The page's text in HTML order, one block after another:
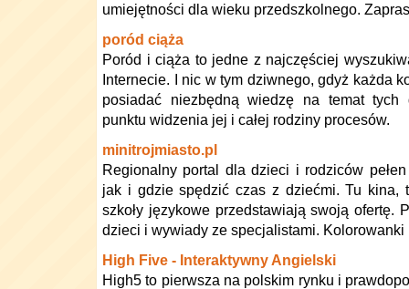
umiejętności dla wieku przedszkolnego.
poród ciąża
Poród i ciąża to jedne z najczęściej
Internecie. I nic w tym dziwnego, gdyż każda
posiadać niezbędną wiedzę na temat
punktu widzenia jej i całej rodziny procesów.
minitrojmiasto.pl
Regionalny portal dla dzieci i rodziców
jak i gdzie spędzić czas z dziećmi. Tu kina,
szkoły językowe przedstawiają swoją ofertę.
dzieci i wywiady ze specjalistami. Kolorowanki
High Five - Interaktywny Angielski
High5 to pierwsza na polskim rynku i